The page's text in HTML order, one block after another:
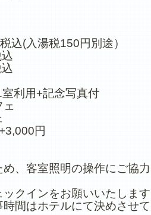
入湯税150円別途）
利用+記念写真付
円
め、客室照明の操作にご協
ックインをお願いいたしま
時間はホテルにて決めさせ